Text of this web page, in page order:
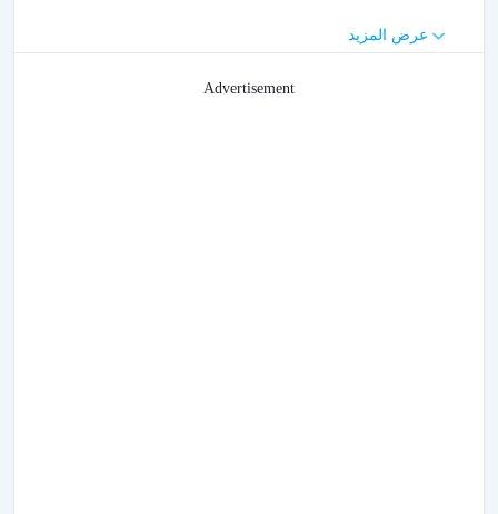
عرض المزيد
Advertisement